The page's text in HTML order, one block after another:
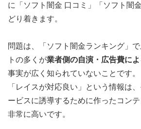
に「ソフト闇金 口コミ」「ソフト闇
どり着きます。
問題は、「ソフト闇金ランキング」
トの多くが業者側の自演・広告費に
事実が広く知られていないことです。
「レイスが対応良い」という情報は
ービスに誘導するために作ったコン
非常に高いです。